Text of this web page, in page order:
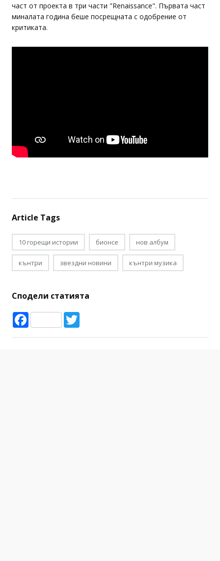
част от проекта в три части "Renaissance". Първата част
миналата година беше посрещната с одобрение от
критиката.
Article Tags
10 горещи истории бионсе нов албум
кънтри звездни новини кънтри музика
Сподели статията
Facebook